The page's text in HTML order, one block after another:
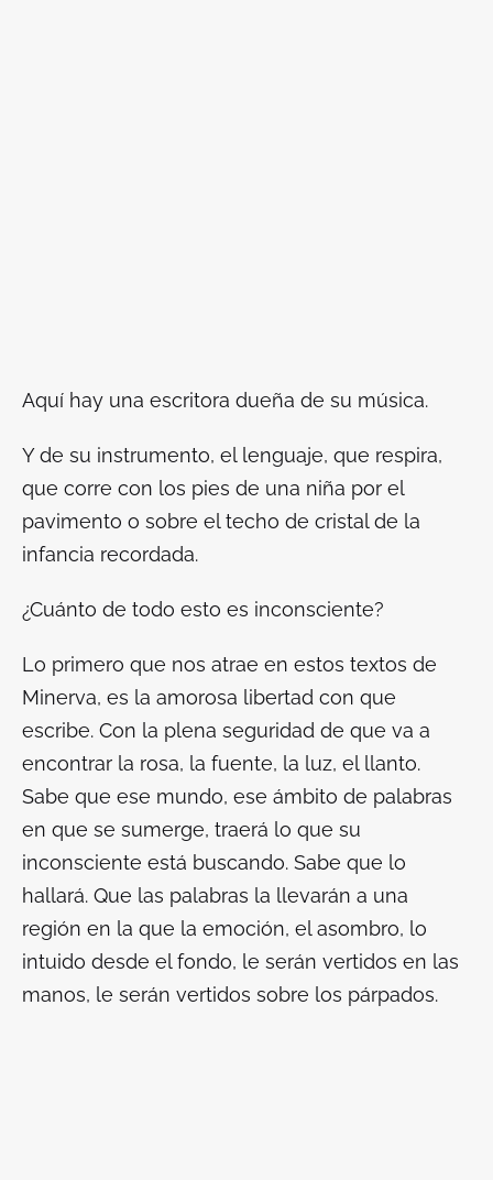
Aquí hay una escritora dueña de su música.
Y de su instrumento, el lenguaje, que respira,
que corre con los pies de una niña por el
pavimento o sobre el techo de cristal de la
infancia recordada.
¿Cuánto de todo esto es inconsciente?
Lo primero que nos atrae en estos textos de
Minerva, es la amorosa libertad con que
escribe. Con la plena seguridad de que va a
encontrar la rosa, la fuente, la luz, el llanto.
Sabe que ese mundo, ese ámbito de palabras
en que se sumerge, traerá lo que su
inconsciente está buscando. Sabe que lo
hallará. Que las palabras la llevarán a una
región en la que la emoción, el asombro, lo
intuido desde el fondo, le serán vertidos en las
manos, le serán vertidos sobre los párpados.